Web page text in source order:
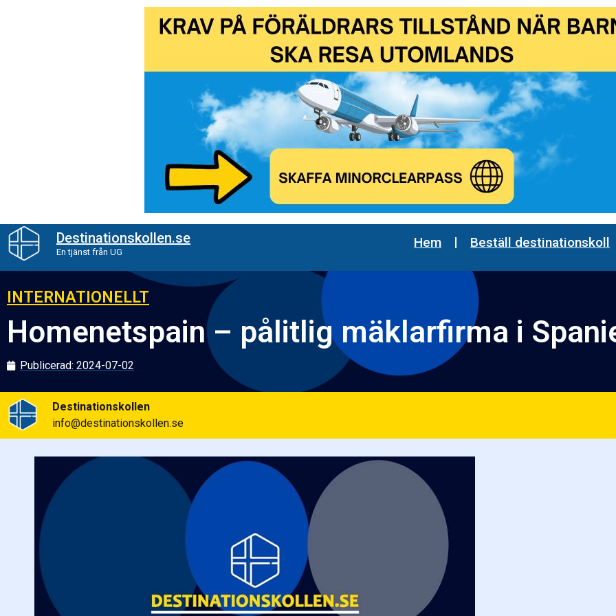
Destinationskollen.se
En tjänst från UG
Hem Beställ destinationskoll
INTERNATIONELLT
Homenetspain – pålitlig mäklarfirma i
Publicerad: 2024-07-02
Destinationskollen
info@destinationskollen.se